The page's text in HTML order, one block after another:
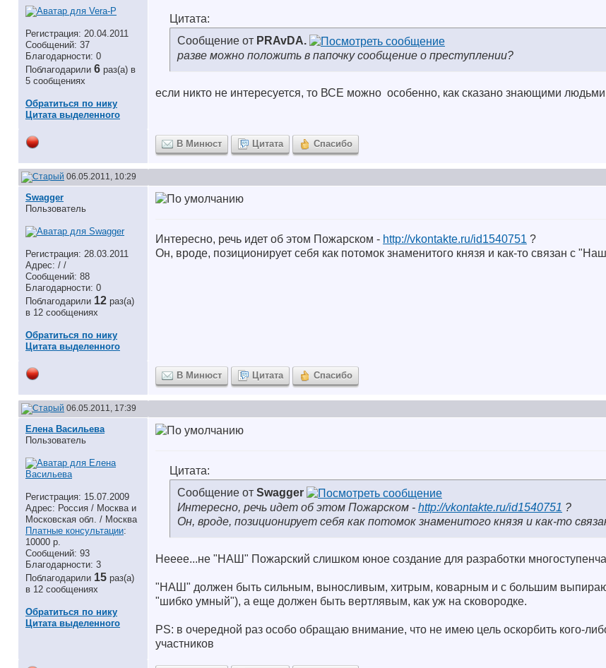
Регистрация: 20.04.2011
Сообщений: 37
Благодарности: 0
Поблагодарили 6 раз(а) в
5 сообщениях
Обратиться по нику
Цитата выделенного
Цитата:
Сообщение от PRAvDA.
разве можно положить в папочку сообщение о преступлении?
если никто не интересуется, то ВСЕ можно особенно, как сказано знающими
В Минюст Цитата Спасибо
06.05.2011, 10:29
Swagger
Пользователь
Регистрация: 28.03.2011
Адрес: / /
Сообщений: 88
Благодарности: 0
Поблагодарили 12 раз(а)
в 12 сообщениях
Обратиться по нику
Цитата выделенного
Интересно, речь идет об этом Пожарском - http://vkontakte.ru/id1540751 ?
Он, вроде, позиционирует себя как потомок знаменитого князя и как-то связан с
В Минюст Цитата Спасибо
06.05.2011, 17:39
Елена Васильева
Пользователь
Регистрация: 15.07.2009
Адрес: Россия / Москва и
Московская обл. / Москва
Платные консультации:
10000 р.
Сообщений: 93
Благодарности: 3
Поблагодарили 15 раз(а)
в 12 сообщениях
Обратиться по нику
Цитата выделенного
Цитата:
Сообщение от Swagger
Интересно, речь идет об этом Пожарском - http://vkontakte.ru/id1540751 ?
Он, вроде, позиционирует себя как потомок знаменитого князя и как-то
Нееее...не "НАШ" Пожарский слишком юное создание для разработки
"НАШ" должен быть сильным, выносливым, хитрым, коварным и с большим
"шибко умный"), а еще должен быть вертлявым, как уж на сковородке.
PS: в очередной раз особо обращаю внимание, что не имею цель оскорбить кого-
участников